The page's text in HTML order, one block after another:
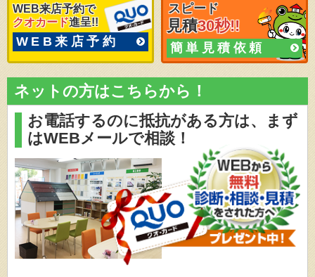
WEB来店予約で
クオカード進呈!!
WEB来店予約
スピード
見積30秒!!
簡単見積依頼
ネットの方はこちらから！
お電話するのに抵抗がある方は、
まず
はWEBメールで相談！